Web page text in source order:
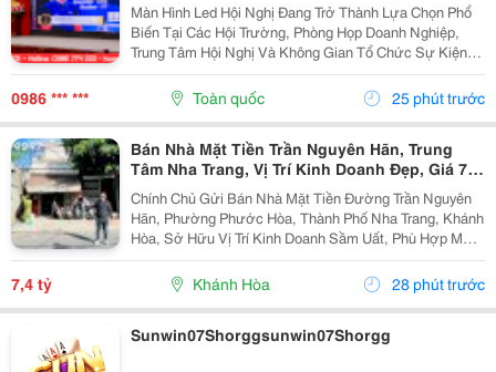
Màn Hình Led Hội Nghị Đang Trở Thành Lựa Chọn Phổ
Biến Tại Các Hội Trường, Phòng Họp Doanh Nghiệp,
Trung Tâm Hội Nghị Và Không Gian Tổ Chức Sự Kiện
Nhờ Khả Năng Hiển Thị Hình Ảnh Lớn, Rõ Nét Và Ổn
Định. Tuy Nhiên, Để Lựa Chọn Được Hệ Thống...
0986 *** *** Toàn quốc 25 phút trước
Bán Nhà Mặt Tiền Trần Nguyên Hãn, Trung
Tâm Nha Trang, Vị Trí Kinh Doanh Đẹp, Giá 7,4
Tỷ
Chính Chủ Gửi Bán Nhà Mặt Tiền Đường Trần Nguyên
Hãn, Phường Phước Hòa, Thành Phố Nha Trang, Khánh
Hòa, Sở Hữu Vị Trí Kinh Doanh Sầm Uất, Phù Hợp Mở
Cửa Hàng, Văn Phòng, Showroom Hoặc Đầu Tư Cho
Thuê Lâu Dài. Thông Tin Chi Tiết. - Địa Chỉ: Số...
7,4 tỷ Khánh Hòa 28 phút trước
Sunwin07Shorggsunwin07Shorgg